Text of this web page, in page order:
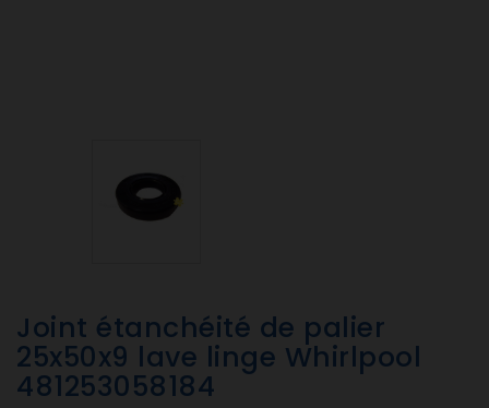
Joint étanchéité de palier
25x50x9 lave linge Whirlpool
481253058184